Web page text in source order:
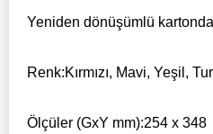
Yeniden dönüşümlü
Renk:Kırmızı, Mavi, Yeşil,
Ölçüler (GxY mm):254 x 348